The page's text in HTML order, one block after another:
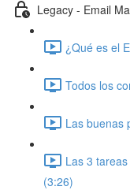
Legacy - Email
¿Qué es el
Todos los
Las buenas
Las 3
(3:26)